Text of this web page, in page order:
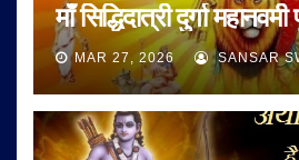
माँ सिद्धिदात्री दुर्गा
MAR 27, 2026 SANSAR